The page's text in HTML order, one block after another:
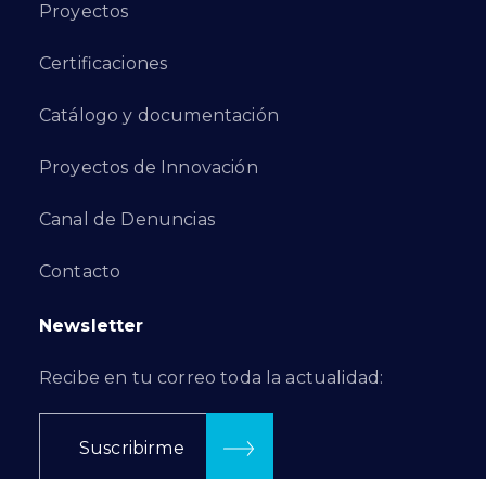
Proyectos
Certificaciones
Catálogo y documentación
Proyectos de Innovación
Canal de Denuncias
Contacto
Newsletter
Recibe en tu correo toda la actualidad:
Suscribirme